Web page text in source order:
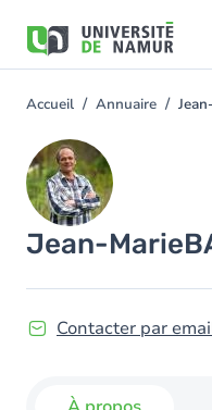
contenu
You
here
Accueil Annuaire
Image
Jean-Marie
Contacter par